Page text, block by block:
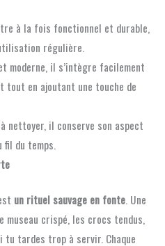
à la fois fonctionnel et durable,
régulière.
moderne, il s’intègre facilement
tout en ajoutant une touche de
nettoyer, il conserve son aspect
fil du temps.
un rituel sauvage en fonte. Une
museau crispé, les crocs tendus,
tardes trop à servir. Chaque